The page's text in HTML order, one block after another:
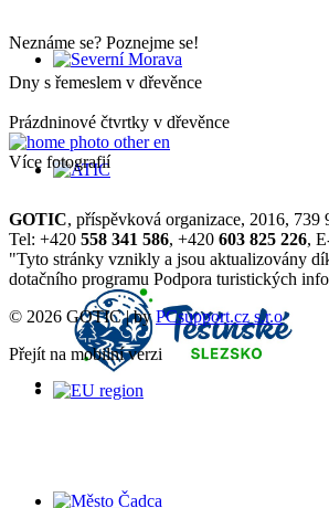
Neznáme se? Poznejme se!
Dny s řemeslem v dřevěnce
Prázdninové čtvrtky v dřevěnce
Více fotografií
GOTIC, příspěvková organizace, 2016, 739
Tel: +420 558 341 586, +420 603 825 226,
"Tyto stránky vznikly a jsou aktualizovány
dotačního programu Podpora turistických
© 2026 GOTIC | byPCsupport.cz s.r.o
Přejít na mobilní verzi